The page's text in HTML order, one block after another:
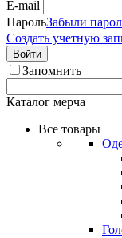
E-mail
ПарольЗабыли
Создать учетную
Войти
Запомнить
Каталог мерча
Все товары